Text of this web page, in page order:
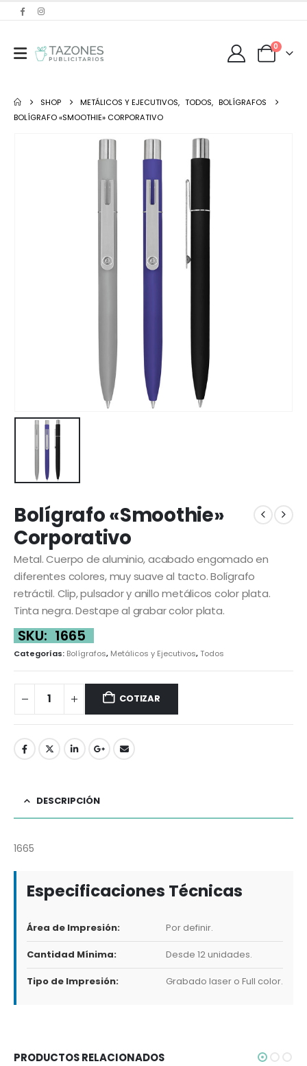
0
SHOP METÁLICOS Y EJECUTIVOS, TODOS, BOLÍGRAFOS
BOLÍGRAFO «SMOOTHIE» CORPORATIVO
Bolígrafo «Smoothie»
Corporativo
Metal. Cuerpo de aluminio, acabado engomado en
diferentes colores, muy suave al tacto. Bolígrafo
retráctil. Clip, pulsador y anillo metálicos color plata.
Tinta negra. Destape al grabar color plata.
SKU: 1665
Categorías: Bolígrafos, Metálicos y Ejecutivos,Todos
COTIZAR
DESCRIPCIÓN
1665
Especificaciones Técnicas
Área de Impresión: Por definir.
Cantidad Mínima: Desde 12 unidades.
Tipo de Impresión: Grabado laser o Full color.
PRODUCTOS RELACIONADOS